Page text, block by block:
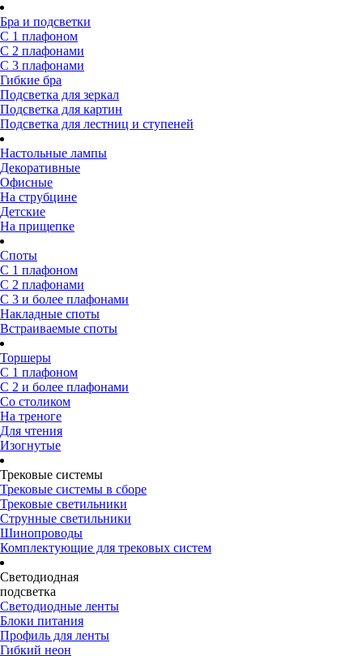
Бра и подсветки
С 1 плафоном
С 2 плафонами
С 3 плафонами
Гибкие бра
Подсветка для зеркал
Подсветка для картин
Подсветка для лестниц и ступеней
Настольные лампы
Декоративные
Офисные
На струбцине
Детские
На прищепке
Споты
С 1 плафоном
С 2 плафонами
С 3 и более плафонами
Накладные споты
Встраиваемые споты
Торшеры
С 1 плафоном
С 2 и более плафонами
Со столиком
На треноге
Для чтения
Изогнутые
Трековые системы
Трековые системы в сборе
Трековые светильники
Струнные светильники
Шинопроводы
Комплектующие для трековых систем
Светодиодная
подсветка
Светодиодные ленты
Блоки питания
Профиль для ленты
Гибкий неон